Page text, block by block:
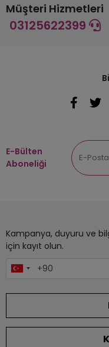
Müşteri Hizmetleri
03125622399
E-Bülten
Aboneliği
Kampanya, duyuru ve
için kayıt olun.